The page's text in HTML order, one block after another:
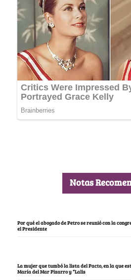
Notas
Por qué el abogado de Petro se reunió con la
el Presidente
La mujer que tumbó la lista del Pacto, en la que
María del Mar Pizarro y “Lalis